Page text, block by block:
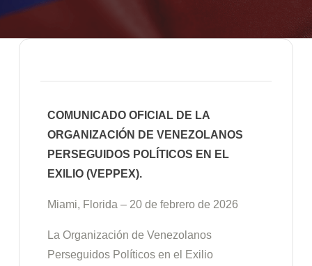
COMUNICADO OFICIAL DE LA
ORGANIZACIÓN DE VENEZOLANOS
PERSEGUIDOS POLÍTICOS EN EL
EXILIO (VEPPEX).
Miami, Florida – 20 de febrero de 2026
La Organización de Venezolanos
Perseguidos Políticos en el Exilio